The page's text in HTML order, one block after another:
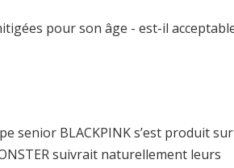
senior BLACKPINK s’est produit sur
suivrait naturellement leurs